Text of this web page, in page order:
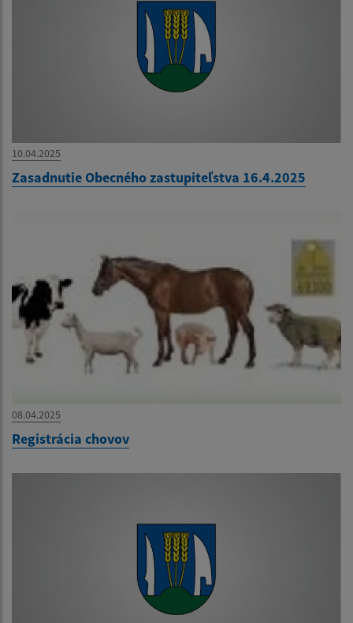
10.04.2025
Zasadnutie Obecného zastupiteľstva 16.4.2025
08.04.2025
Registrácia chovov